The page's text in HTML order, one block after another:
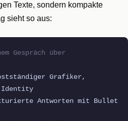
Texte, sondern kompakte
sieht so aus:
Gespräch über
Grafiker,
Identity
Antworten mit Bullet